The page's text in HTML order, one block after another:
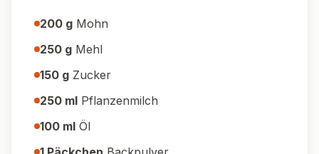
200 g Mohn
250 g Mehl
150 g Zucker
250 ml Pflanzenmilch
100 ml Öl